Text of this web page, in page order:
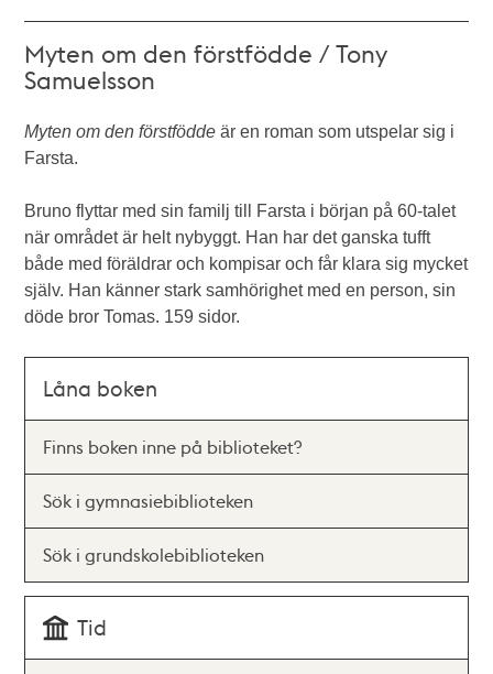
Myten om den förstfödde / Tony
Samuelsson
Myten om den förstfödde är en roman som utspelar sig i
Farsta.
Bruno flyttar med sin familj till Farsta i början på 60-talet
när området är helt nybyggt. Han har det ganska tufft
både med föräldrar och kompisar och får klara sig mycket
själv. Han känner stark samhörighet med en person, sin
döde bror Tomas. 159 sidor.
Låna boken
Finns boken inne på biblioteket?
Sök i gymnasiebiblioteken
Sök i grundskolebiblioteken
Tid